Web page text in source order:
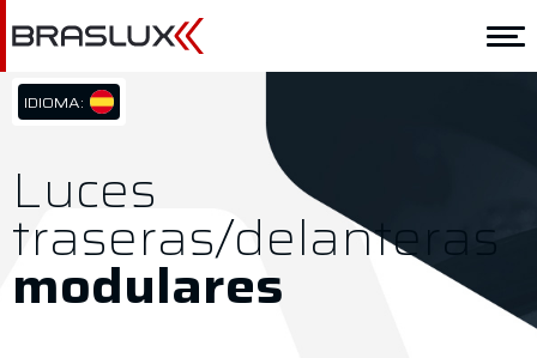
Home
Braslux
Aplicación
Downloads
IDIOMA:
PT/BR
ES/ES
Luces
traseras/delanteras
modulares